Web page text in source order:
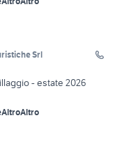
Srl
- estate 2026
AltroAltro